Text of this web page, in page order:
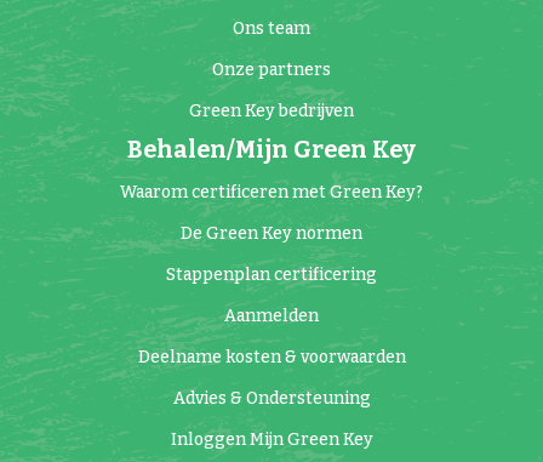
Ons team
Onze partners
Green Key bedrijven
Behalen/Mijn Green Key
Waarom certificeren met Green Key?
De Green Key normen
Stappenplan certificering
Aanmelden
Deelname kosten & voorwaarden
Advies & Ondersteuning
Inloggen Mijn Green Key